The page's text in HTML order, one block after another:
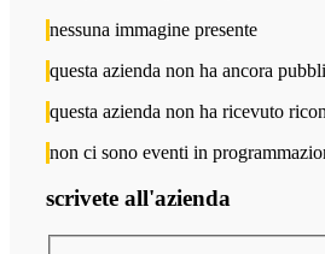
nessuna immagine presente
questa azienda non ha ancora
questa azienda non ha ricevuto
non ci sono eventi in
scrivete all'azienda